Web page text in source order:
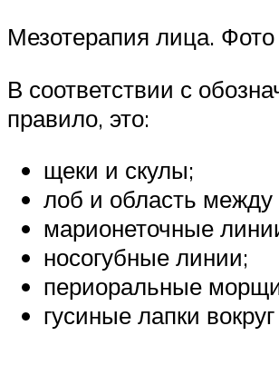
Мезотерапия лица.
В соответствии с
правило, это:
щеки и скулы;
лоб и область
марионеточные
носогубные линии;
периоральные
гусиные лапки вокруг